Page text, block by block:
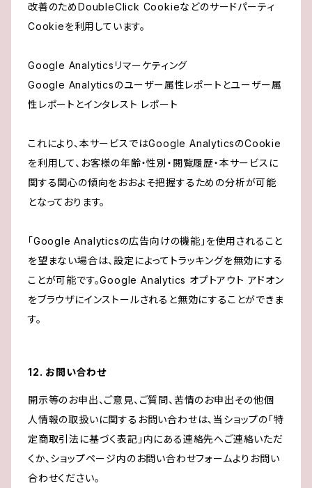
改善のためDoubleClick Cookieなどのサードパーティ
Cookieを利用しています。
Google Analyticsリマーケティング
Google Analyticsのユーザー属性レポートとユーザー属
性レポートとインタレスト レポート
これにより、本サービスではGoogle AnalyticsのCookie
を利用して、お客様の年齢・性別・閲覧履歴・本サービスに
関する関心の傾向をおおよそ把握するための分析が可能
となっております。
「Google Analyticsの広告向けの機能」を使用されること
を望まない場合は、設定によってトラッキングを無効にする
ことが可能です。Google Analytics オプトアウト アドオン
をブラウザにインストールされると無効にすることができま
す。
12. お問い合わせ
開示等のお申出、ご意見、ご質問、苦情のお申出その他個
人情報の取扱いに関するお問い合わせは、当ショップの「特
定商取引法に基づく表記」内にある連絡先へご連絡いただ
くか、ショップページ内のお問い合わせフォームよりお問い
合わせください。